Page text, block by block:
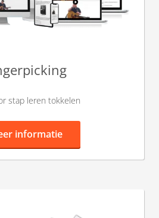
stap leren tokkelen
informatie